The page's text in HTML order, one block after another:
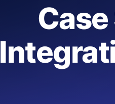
ubicaciones cloud con
Load testing liderado por
los ejecutamos a escala
Explorar categorías
glosario
Explorar categorías
alternativas